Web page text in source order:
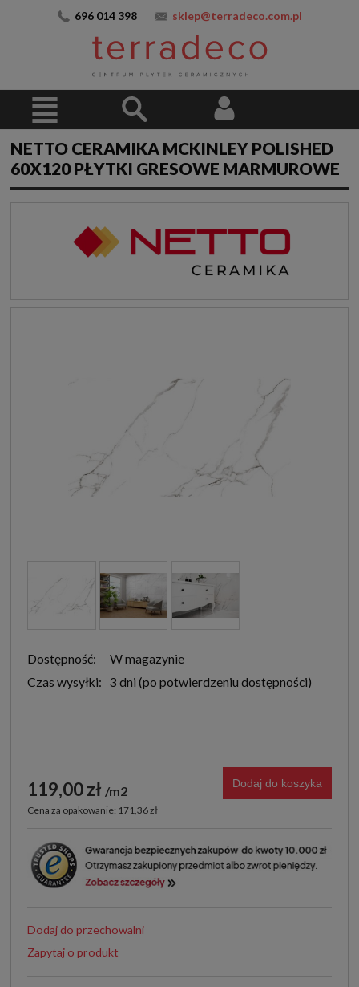
696 014 398 sklep@terradeco.com.pl
NETTO CERAMIKA MCKINLEY POLISHED
60X120 PŁYTKI GRESOWE MARMUROWE
Dostępność:
W magazynie
Czas wysyłki: 3 dni
119,00 zł m2
Cena za opakowanie: 171,36 zł
Dodaj do koszyka
Dodaj do przechowalni
Zapytaj o produkt